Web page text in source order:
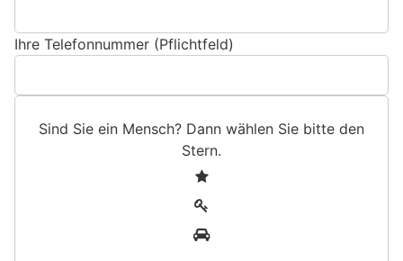
Ihre Telefonnummer (Pflichtfeld)
Sind Sie ein Mensch? Dann wählen Sie bitte den
Stern.